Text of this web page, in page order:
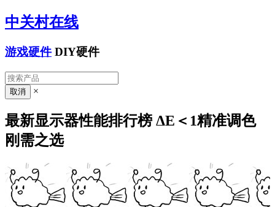
中关村在线
游戏硬件 DIY硬件
×
最新显示器性能排行榜 ΔE＜1精准调色
刚需之选